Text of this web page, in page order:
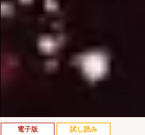
電子版 試し読み